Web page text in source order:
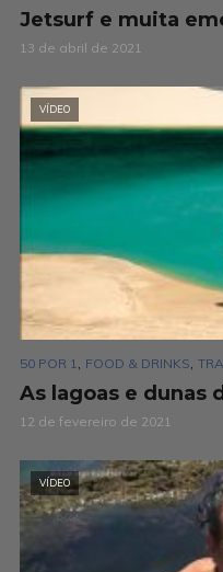
Jetsurf e muita
13 de abril de 2021
VÍDEO
50 POR 1, FOOD & DRINKS,
As lagoas e dunas
12 de fevereiro de 2021
VÍDEO